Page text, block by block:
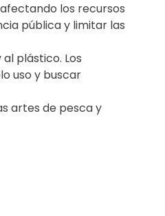
los recursos
pública y limitar las
plástico. Los
uso y buscar
artes de pesca y